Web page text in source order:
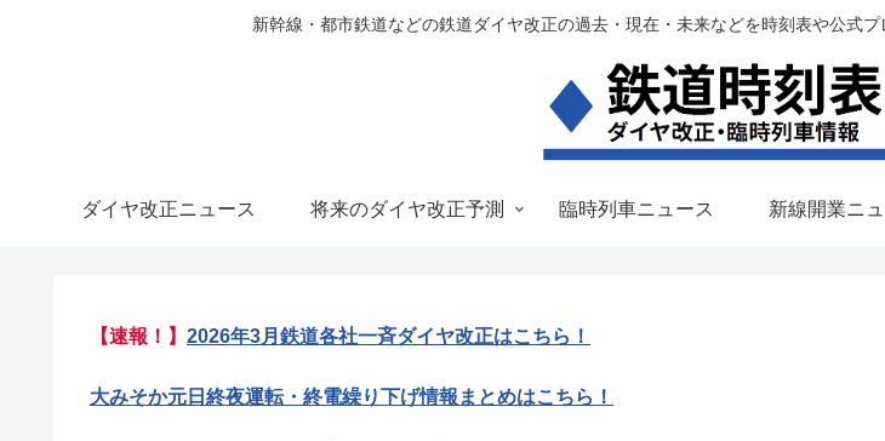
新幹線・都市鉄道などの鉄道ダイヤ改正の過去・現在・未来などを時刻表や公式
ダイヤ改正ニュース 将来のダイヤ改正予測 臨時列車ニュース 新線開業ニ
【速報！】 2026年3月鉄道各社一斉ダイヤ改正はこちら！
大みそか元日終夜運転・終電繰り下げ情報まとめはこちら！